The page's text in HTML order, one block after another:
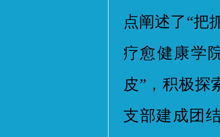
点阐述了“把
疗愈健康学
皮”，积极探
支部建成团